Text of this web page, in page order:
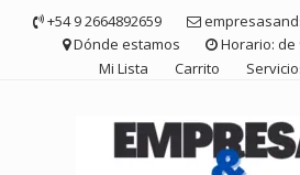
contenido
+54 9 2664892659
Dónde estamos
Horario: de
Mi Lista
Carrito